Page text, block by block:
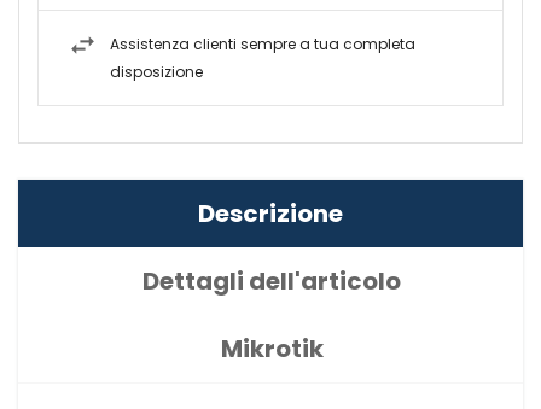
Assistenza clienti sempre a tua completa
disposizione
Descrizione
Dettagli dell'articolo
Mikrotik